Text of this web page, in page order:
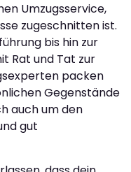
Umzugsservice,
zugeschnitten ist.
bis hin zur
Rat und Tat zur
packen
Gegenstände
auch um den
gut